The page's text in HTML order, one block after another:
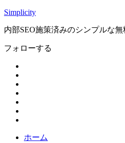
Simplicity
内部SEO施策済みのシンプルな無
フォローする
ホーム